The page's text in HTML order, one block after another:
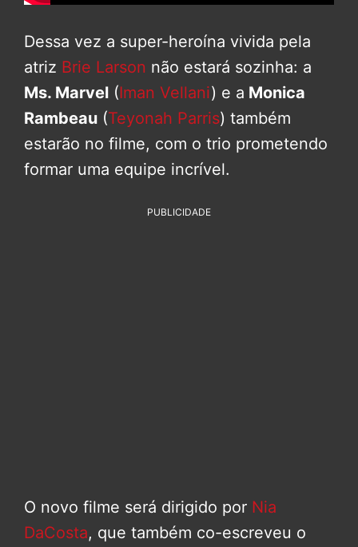
Dessa vez a super-heroína vivida pela
atriz Brie Larson não estará sozinha: a
Ms. Marvel (Iman Vellani) e a Monica
Rambeau (Teyonah Parris) também
estarão no filme, com o trio prometendo
formar uma equipe incrível.
PUBLICIDADE
O novo filme será dirigido por Nia
DaCosta, que também co-escreveu o